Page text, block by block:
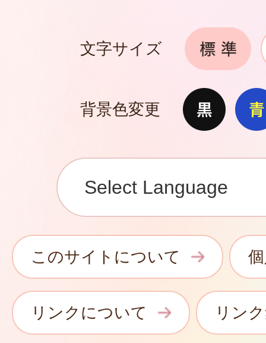
文字サイズ
背景色変更
このサイトについて
リンクについて リン